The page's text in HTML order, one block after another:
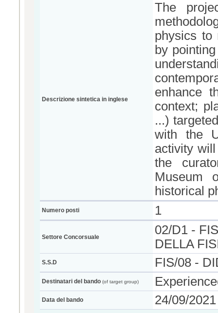
Descrizione sintetica in inglese
The
physics to
by
enhance
context;
...)
with the
activity
the
Museum
historical
Numero posti 1
Settore Concorsuale
02/D1 -
DELLA
S.S.D FIS/08 -
Destinatari del bando (of target group)
Data del bando 24/09/2021